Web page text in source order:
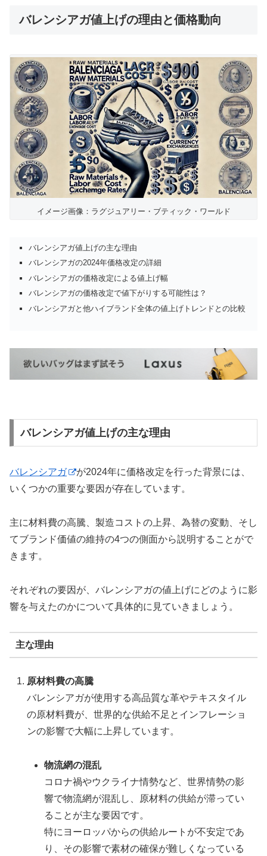
バレンシアガ値上げの理由と価格動向
イメージ画像：ラグジュアリー・ブティック・ワールド
バレンシアガ値上げの主な理由
バレンシアガの2024年価格改定の詳細
バレンシアガの価格改定による値上げ幅
バレンシアガの価格改定で値下がりする可能性は？
バレンシアガと他ハイブランド全体の値上げトレンドとの比較
バレンシアガ値上げの主な理由
バレンシアガ
が2024年に価格改定を行った背景には、
いくつかの重要な要因が存在しています。
主に材料費の高騰、製造コストの上昇、為替の変動、そし
てブランド価値の維持の4つの側面から説明することがで
きます。
それぞれの要因が、バレンシアガの値上げにどのように影
響を与えたのかについて具体的に見ていきましょう。
主な理由
原材料費の高騰
バレンシアガが使用する高品質な革やテキスタイル
の原材料費が、世界的な供給不足とインフレーショ
ンの影響で大幅に上昇しています。
物流網の混乱
コロナ禍やウクライナ情勢など、世界情勢の影
響で物流網が混乱し、原材料の供給が滞ってい
ることが主な要因です。
特にヨーロッパからの供給ルートが不安定であ
り、その影響で素材の確保が難しくなっている